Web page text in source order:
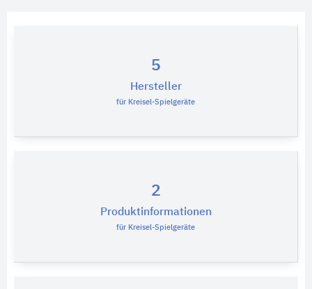
5
Hersteller
für Kreisel-Spielgeräte
2
Produktinformationen
für Kreisel-Spielgeräte